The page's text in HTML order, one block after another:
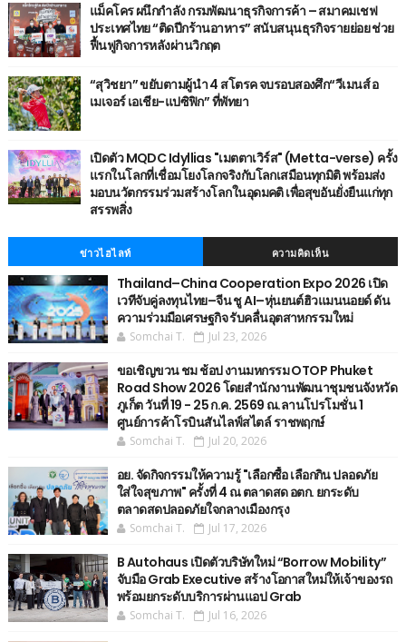
แม็คโคร ผนึกกำลัง กรมพัฒนาธุรกิจการค้า – สมาคมเชฟ
ประเทศไทย “ติดปีกร้านอาหาร” สนับสนุนธุรกิจรายย่อย ช่วย
ฟื้นฟูกิจการหลังผ่านวิกฤต
“สุวิชยา” ขยับตามผู้นำ 4 สโตรค จบรอบสองศึก“วีเมนส์ อ
เมเจอร์ เอเชีย-แปซิฟิก” ที่พัทยา
เปิดตัว MQDC Idyllias "เมตตาเวิร์ส" (Metta-verse) ครั้ง
แรกในโลกที่เชื่อมโยงโลกจริงกับโลกเสมือนทุกมิติ พร้อมส่ง
มอบนวัตกรรมร่วมสร้างโลกในอุดมคติ เพื่อสุขอันยั่งยืนแก่ทุก
สรรพสิ่ง
ข่าวไฮไลท์ ความคิดเห็น
Thailand–China Cooperation Expo 2026 เปิด
เวทีจับคู่ลงทุนไทย–จีน ชู AI–หุ่นยนต์ฮิวแมนนอยด์ ดัน
ความร่วมมือเศรษฐกิจ รับคลื่นอุตสาหกรรมใหม่
Somchai T. Jul 23, 2026
ขอเชิญขวน ชม ช้อป งานมหกรรม OTOP Phuket
Road Show 2026 โดยสำนักงานพัฒนาชุมชนจังหวัด
ภูเก็ต วันที่ 19 - 25 ก.ค. 2569 ณ.ลานโปรโมชั่น 1
ศูนย์การค้าโรบินสันไลฟ์สไตล์ ราชพฤกษ์
Somchai T. Jul 20, 2026
อย. จัดกิจกรรมให้ความรู้ "เลือกซื้อ เลือกกิน ปลอดภัย
ใส่ใจสุขภาพ" ครั้งที่ 4 ณ ตลาดสด อตก. ยกระดับ
ตลาดสดปลอดภัยใจกลางเมืองกรุง
Somchai T. Jul 17, 2026
B Autohaus เปิดตัวบริษัทใหม่ “Borrow Mobility”
จับมือ Grab Executive สร้างโอกาสใหม่ให้เจ้าของรถ
พร้อมยกระดับบริการผ่านแอป Grab
Somchai T. Jul 16, 2026